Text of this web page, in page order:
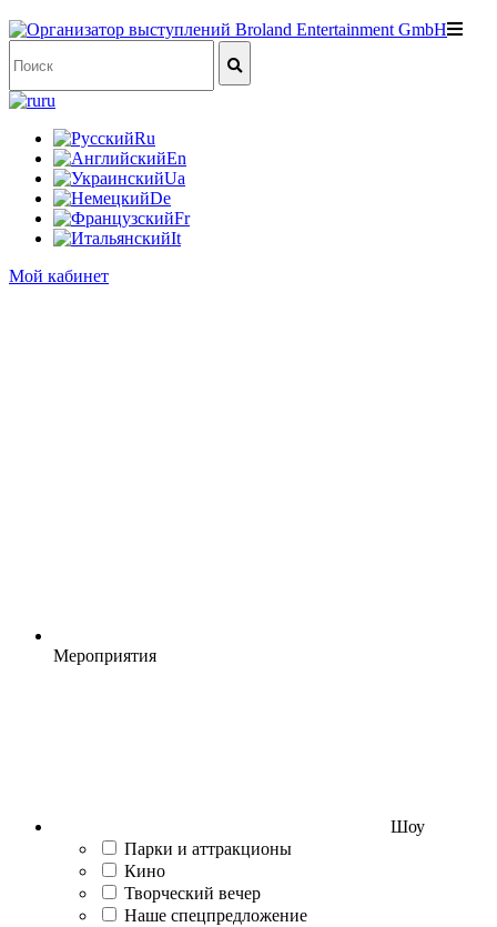
ru
Ru
En
Ua
De
Fr
It
Мой кабинет
Мероприятия
Шоу
Парки и аттракционы
Кино
Творческий вечер
Наше спецпредложение